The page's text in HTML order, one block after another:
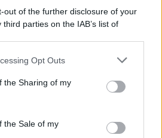
out of the further disclosure of your
parties on the IAB’s list of
be disclosed by us to third parties
parties.
app uses one or more Google
and store information including but
usage behaviour. You may click to
Opt Outs
the Sharing of my
the Sale of my